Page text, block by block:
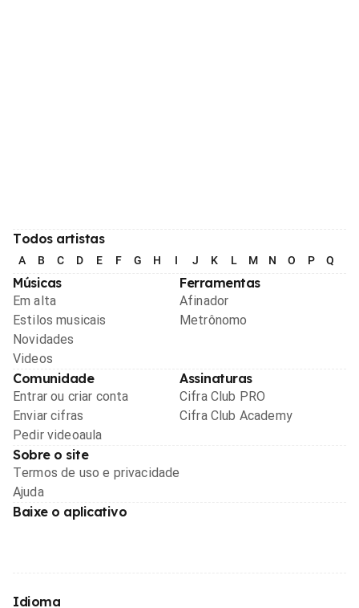
Todos artistas
A B C D E F G H I J K L M N O P Q
Músicas
Em alta
Estilos musicais
Novidades
Videos
Ferramentas
Afinador
Metrônomo
Comunidade
Entrar ou criar conta
Enviar cifras
Pedir videoaula
Assinaturas
Cifra Club PRO
Cifra Club Academy
Sobre o site
Termos de uso e privacidade
Ajuda
Baixe o aplicativo
Idioma